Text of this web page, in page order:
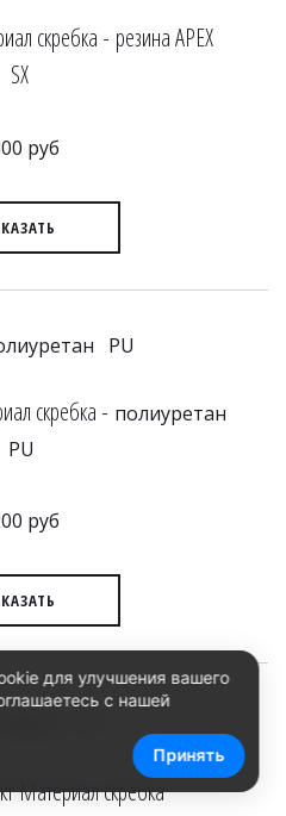
скребка - резина APEX
SX
руб
PU
скребка - полиуретан
PU
руб
-
Материал скребка
для улучшения вашего
с нашей
Принять